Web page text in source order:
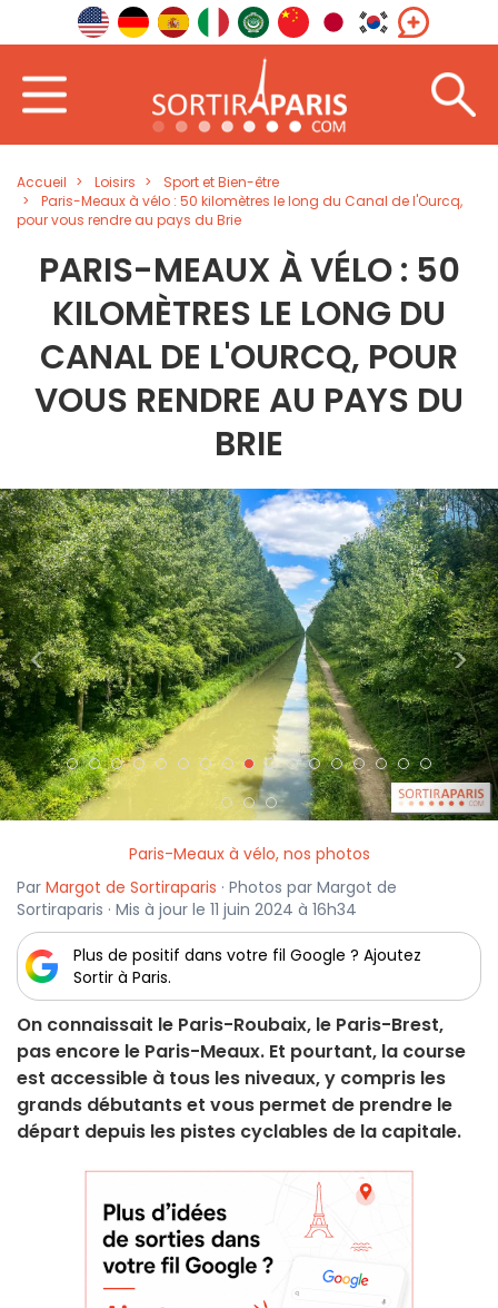
Accueil Loisirs
Sport et Bien-être
Paris-Meaux à vélo : 50 kilomètres le long du Canal de l'Ourcq,
pour vous rendre au pays du Brie
PARIS-MEAUX À VÉLO : 50
KILOMÈTRES LE LONG DU
CANAL DE L'OURCQ, POUR
VOUS RENDRE AU PAYS DU
BRIE
< >
Paris-Meaux à vélo, nos photos
Par Margot de Sortiraparis · Photos par Margot de
Sortiraparis · Mis à jour le 11 juin 2024 à 16h34
Plus de positif dans votre fil Google ? Ajoutez
Sortir à Paris.
On connaissait le Paris-Roubaix, le Paris-Brest,
pas encore le Paris-Meaux. Et pourtant, la course
est accessible à tous les niveaux, y compris les
grands débutants et vous permet de prendre le
départ depuis les pistes cyclables de la capitale.